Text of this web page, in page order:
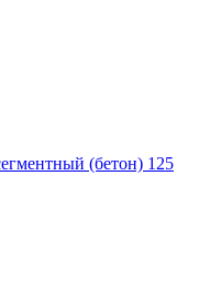
(бетон) 125